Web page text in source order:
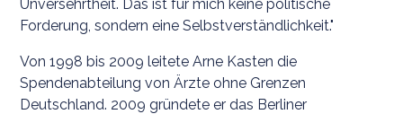
Unversehrtheit. Das ist für mich keine politische
Forderung, sondern eine Selbstverständlichkeit."
Von 1998 bis 2009 leitete Arne Kasten die
Spendenabteilung von Ärzte ohne Grenzen
Deutschland. 2009 gründete er das Berliner